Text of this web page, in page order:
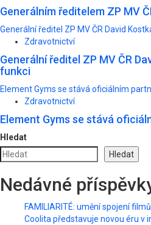
Generálním ředitelem ZP MV
Generální ředitel ZP MV ČR David
Zdravotnictví
Generální ředitel ZP MV ČR
funkci
Element Gyms se stává oficiálním
Zdravotnictví
Element Gyms se stává
Hledat
Hledat
Nedávné
FAMILIARITÉ: umění spojení
Coolita představuje novou éru v